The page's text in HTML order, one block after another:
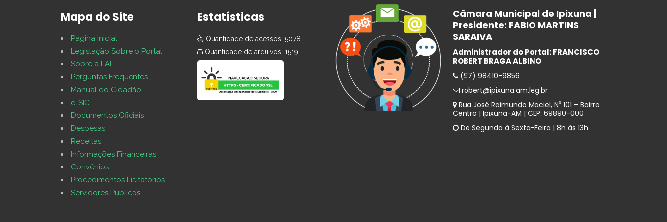
Mapa do Site
Página Inicial
Legislação Sobre o Portal
Sobre a LAI
Perguntas Frequentes
Manual do Cidadão
e-SIC
Documentos Oficiais
Despesas
Receitas
Informações Financeiras
Convênios
Procedimentos Licitatórios
Servidores Públicos
Estatísticas
Quantidade de acessos: 5078
Quantidade de arquivos: 1519
Câmara Municipal de Ipixuna |
Presidente: FABIO MARTINS
SARAIVA
Administrador do Portal: FRANCISCO
ROBERT BRAGA ALBINO
(97) 98410-9856
robert@ipixuna.am.leg.br
Rua José Raimundo Maciel, N⁰ 101 – Bairro:
Centro | Ipixuna-AM | CEP: 69890-000
De Segunda à Sexta-Feira | 8h às 13h